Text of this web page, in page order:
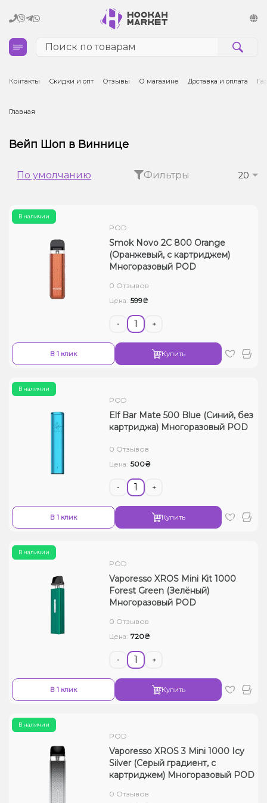
Кальяны
Табак для кальяна и кальянные смеси
Электронные сигареты (POD)
Комплектующие для POD
Жидкости для электронных сигарет
Уценка
Контакты Скидки и опт Отзывы О магазине Доставка и оплата
Главная
Вейп Шоп в Виннице
По умолчанию Фильтры 20
В наличии
POD
Smok Novo 2C 800 Orange
(Оранжевый, с картриджем)
Многоразовый POD
0 Отзывов
Цена: 599₴
- +
В 1 клик Купить
В наличии
POD
Elf Bar Mate 500 Blue (Синий, без
картриджа) Многоразовый POD
0 Отзывов
Цена: 500₴
- +
В 1 клик Купить
В наличии
POD
Vaporesso XROS Mini Kit 1000
Forest Green (Зелёный)
Многоразовый POD
0 Отзывов
Цена: 720₴
- +
В 1 клик Купить
В наличии
POD
Vaporesso XROS 3 Mini 1000 Icy
Silver (Серый градиент, с
картриджем) Многоразовый POD
0 Отзывов